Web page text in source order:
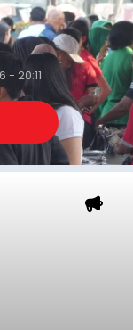
tersebut
nilai
20:11